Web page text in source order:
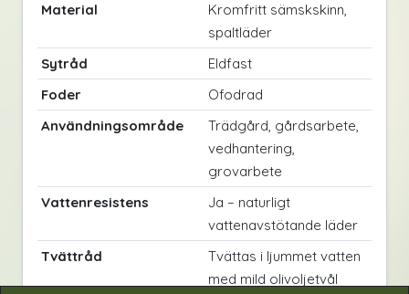
Material
Kromfritt sämskskinn,
spaltläder
Sytråd
Eldfast
Foder
Ofodrad
Användningsområde
Trädgård, gårdsarbete,
vedhantering,
grovarbete
Vattenresistens
Ja – naturligt
vattenavstötande läder
Tvättråd
Tvättas i ljummet vatten
med mild olivoljetvål